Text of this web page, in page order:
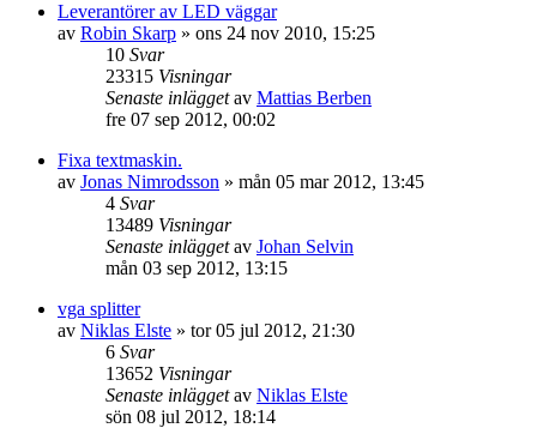
Leverantörer av LED väggar
av Robin Skarp » ons 24 nov 2010, 15:25
10 Svar
23315 Visningar
Senaste inläggetav Mattias Berben
fre 07 sep 2012, 00:02
Fixa textmaskin.
av Jonas Nimrodsson » mån 05 mar 2012, 13:45
4 Svar
13489 Visningar
Senaste inläggetav Johan Selvin
mån 03 sep 2012, 13:15
vga splitter
av Niklas Elste » tor 05 jul 2012, 21:30
6 Svar
13652 Visningar
Senaste inläggetav Niklas Elste
sön 08 jul 2012, 18:14